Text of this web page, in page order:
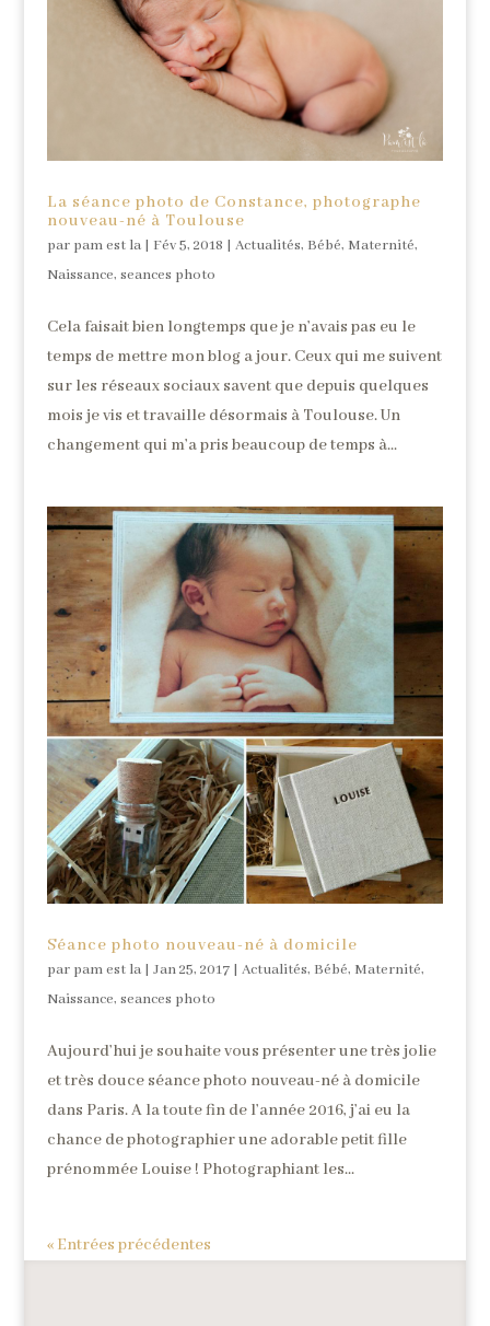
La séance photo de Constance, photographe
nouveau-né à Toulouse
par pam est la| Fév 5, 2018 | Actualités, Bébé, Maternité,
Naissance, seances photo
Cela faisait bien longtemps que je n’avais pas eu le
temps de mettre mon blog a jour. Ceux qui me suivent
sur les réseaux sociaux savent que depuis quelques
mois je vis et travaille désormais à Toulouse. Un
changement qui m’a pris beaucoup de temps à...
Séance photo nouveau-né à domicile
par pam est la| Jan 25, 2017| Actualités, Bébé, Maternité,
Naissance, seances photo
Aujourd’hui je souhaite vous présenter une très jolie
et très douce séance photo nouveau-né à domicile
dans Paris. A la toute fin de l’année 2016, j’ai eu la
chance de photographier une adorable petit fille
prénommée Louise ! Photographiant les...
« Entrées précédentes